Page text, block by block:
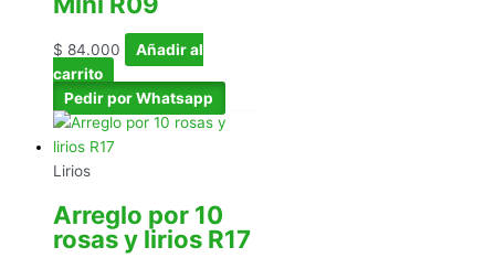
$ 84.000
Añadir al
carrito
Pedir por Whatsapp
Lirios
Arreglo por 10
rosas y lirios R17